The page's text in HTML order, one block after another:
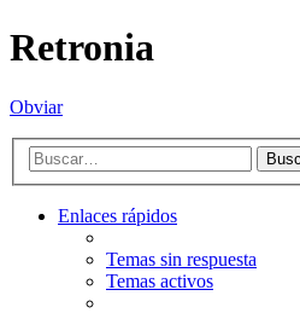
Retronia
Obviar
Enlaces rápidos
Temas sin respuesta
Temas activos